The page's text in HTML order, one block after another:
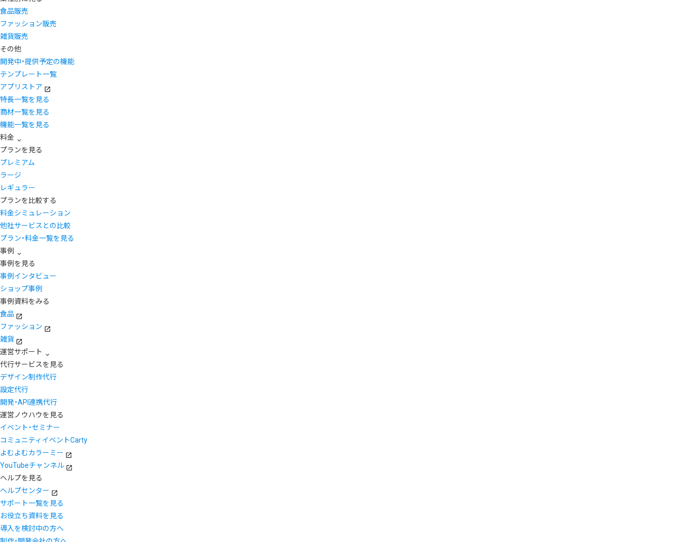
食品販売
ファッション販売
雑貨販売
その他
開発中・提供予定の機能
テンプレート一覧
アプリストア
特長一覧を見る
商材一覧を見る
機能一覧を見る
料金
プランを見る
プレミアム
ラージ
レギュラー
プランを比較する
料金シミュレーション
他社サービスとの比較
プラン・料金一覧を見る
事例
事例を見る
事例インタビュー
ショップ事例
事例資料をみる
食品
ファッション
雑貨
運営サポート
代行サービスを見る
デザイン制作代行
設定代行
開発・API連携代行
運営ノウハウを見る
イベント・セミナー
コミュニティイベントCarty
よむよむカラーミー
YouTubeチャンネル
ヘルプを見る
ヘルプセンター
サポート一覧を見る
お役立ち資料を見る
導入を検討中の方へ